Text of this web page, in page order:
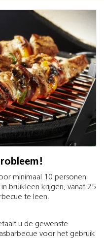
minimaal 10 personen
bruikleen krijgen, vanaf 25
te leen.
u de gewenste
voor het gebruik